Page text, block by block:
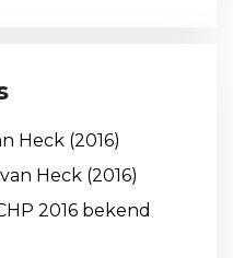
Heck (2016)
Heck (2016)
2016 bekend